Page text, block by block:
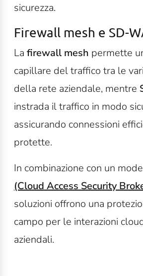
sicurezza.
Firewall mesh e SD-
La firewall mesh permette
capillare del traffico tra le
della rete aziendale, mentre
instrada il traffico in modo
assicurando connessioni
protette.
In combinazione con un
(Cloud Access Security
soluzioni offrono una
campo per le interazioni
aziendali.